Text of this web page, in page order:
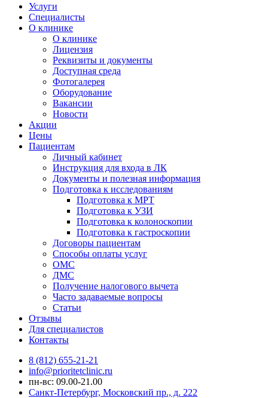
Услуги
Специалисты
О клинике
О клинике
Лицензия
Реквизиты и документы
Доступная среда
Фотогалерея
Оборудование
Вакансии
Новости
Акции
Цены
Пациентам
Личный кабинет
Инструкция для входа в ЛК
Документы и полезная информация
Подготовка к исследованиям
Подготовка к МРТ
Подготовка к УЗИ
Подготовка к колоноскопии
Подготовка к гастроскопии
Договоры пациентам
Способы оплаты услуг
ОМС
ДМС
Получение налогового вычета
Часто задаваемые вопросы
Статьи
Отзывы
Для специалистов
Контакты
8 (812) 655-21-21
info@prioritetclinic.ru
пн-вс: 09.00-21.00
Санкт-Петербург, Московский пр., д. 222